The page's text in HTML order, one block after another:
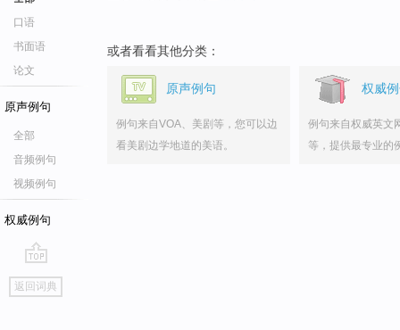
口语
书面语
论文
原声例句
全部
音频例句
视频例句
权威例句
go
top
返回词典
或者看看其他分类：
原声例句
例句来自VOA、美剧等，您可以边
看美剧边学地道的美语。
权威
例句来自权威英文
等，提供最专业的